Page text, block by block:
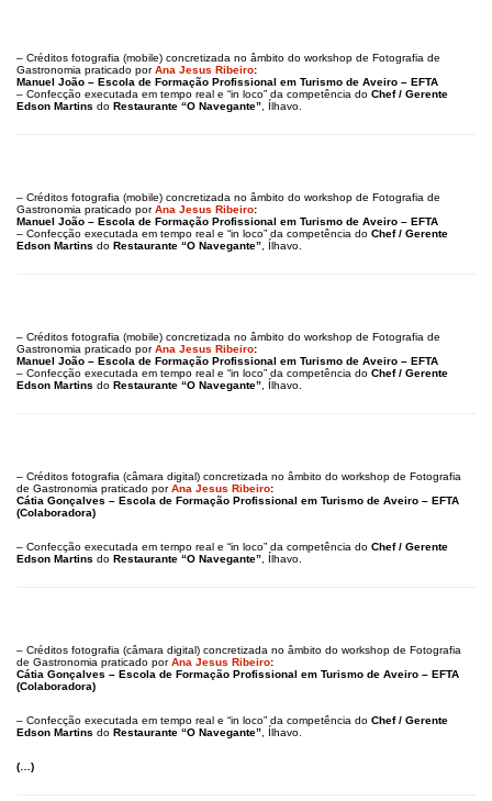
– Créditos fotografia (mobile) concretizada no âmbito do workshop de Fotografia de
Gastronomia praticado porAna Jesus Ribeiro:
Manuel João – Escola de Formação Profissional em Turismo de Aveiro – EFTA
– Confecção executada em tempo real e “in loco” da competência do Chef / Gerente
Edson Martins do Restaurante “O Navegante” , Ílhavo.
– Créditos fotografia (mobile) concretizada no âmbito do workshop de Fotografia de
Gastronomia praticado porAna Jesus Ribeiro:
Manuel João – Escola de Formação Profissional em Turismo de Aveiro – EFTA
– Confecção executada em tempo real e “in loco” da competência do Chef / Gerente
Edson Martins do Restaurante “O Navegante” , Ílhavo.
– Créditos fotografia (mobile) concretizada no âmbito do workshop de Fotografia de
Gastronomia praticado porAna Jesus Ribeiro:
Manuel João – Escola de Formação Profissional em Turismo de Aveiro – EFTA
– Confecção executada em tempo real e “in loco” da competência do Chef / Gerente
Edson Martins do Restaurante “O Navegante” , Ílhavo.
– Créditos fotografia (câmara digital) concretizada no âmbito do workshop de Fotografia
de Gastronomia praticado porAna Jesus Ribeiro:
Cátia Gonçalves – Escola de Formação Profissional em Turismo de Aveiro – EFTA
(Colaboradora)
– Confecção executada em tempo real e “in loco” da competência do Chef / Gerente
Edson Martins do Restaurante “O Navegante” , Ílhavo.
– Créditos fotografia (câmara digital) concretizada no âmbito do workshop de Fotografia
de Gastronomia praticado porAna Jesus Ribeiro:
Cátia Gonçalves – Escola de Formação Profissional em Turismo de Aveiro – EFTA
(Colaboradora)
– Confecção executada em tempo real e “in loco” da competência do Chef / Gerente
Edson Martins do Restaurante “O Navegante” , Ílhavo.
(…)